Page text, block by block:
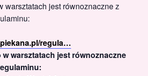
warsztatach jest równoznaczne z
regula…
warsztatach jest równoznaczne